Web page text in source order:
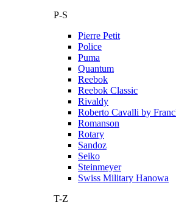
P-S
Pierre Petit
Police
Puma
Quantum
Reebok
Reebok Classic
Rivaldy
Roberto Cavalli by
Romanson
Rotary
Sandoz
Seiko
Steinmeyer
Swiss Military Hanowa
T-Z